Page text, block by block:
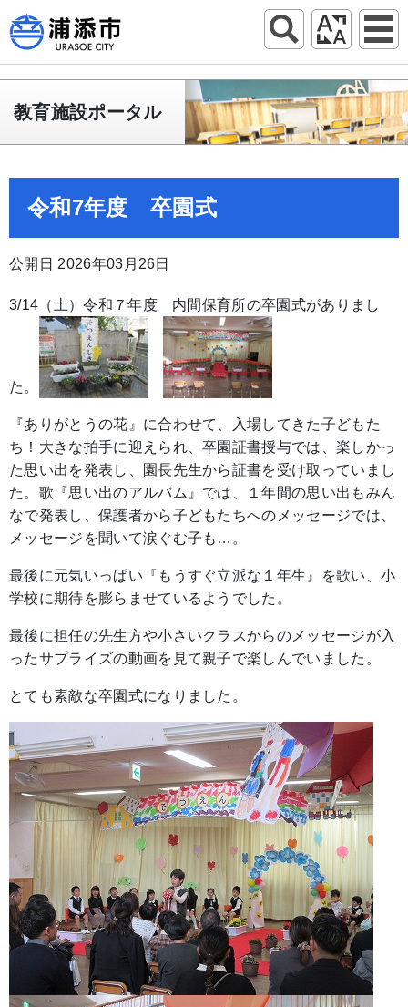
教育施設ポータル
令和7年度 卒園式
公開日 2026年03月26日
3/14（土）令和７年度 内間保育所の卒園式がありまし
た。
『ありがとうの花』に合わせて、入場してきた子どもた
ち！大きな拍手に迎えられ、卒園証書授与では、楽しかっ
た思い出を発表し、園長先生から証書を受け取っていまし
た。歌『思い出のアルバム』では、１年間の思い出もみん
なで発表し、保護者から子どもたちへのメッセージでは、
メッセージを聞いて涙ぐむ子も…。
最後に元気いっぱい『もうすぐ立派な１年生』を歌い、小
学校に期待を膨らませているようでした。
最後に担任の先生方や小さいクラスからのメッセージが入
ったサプライズの動画を見て親子で楽しんでいました。
とても素敵な卒園式になりました。